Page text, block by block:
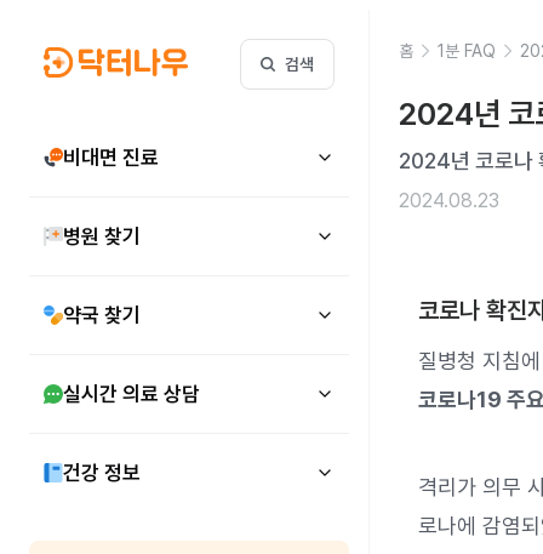
검색
비대면 진료
병원 찾기
약국 찾기
실시간 의료 상담
건강 정보
홈 1분 FAQ
2024년 코
2024년 코로나
2024.08.23
코로나 확진
질병청 지침
코로나19 주
격리가 의무
로나에 감염